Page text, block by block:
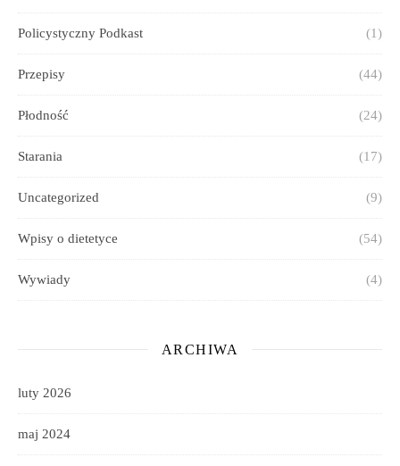
Policystyczny Podkast (1)
Przepisy (44)
Płodność (24)
Starania (17)
Uncategorized (9)
Wpisy o dietetyce (54)
Wywiady (4)
ARCHIWA
luty 2026
maj 2024